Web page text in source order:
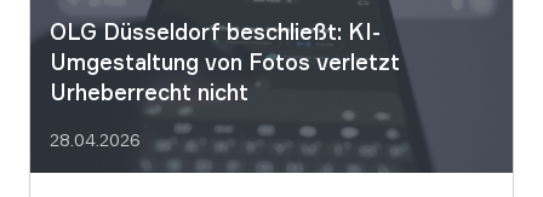
OLG Düsseldorf beschließt: KI-
Umgestaltung von Fotos verletzt
Urheberrecht nicht
28.04.2026